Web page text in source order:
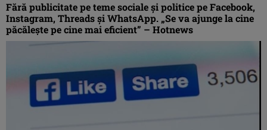
Fără publicitate pe teme sociale și politice pe Facebook,
Instagram, Threads și WhatsApp. „Se va ajunge la cine
păcălește pe cine mai eficient” – Hotnews